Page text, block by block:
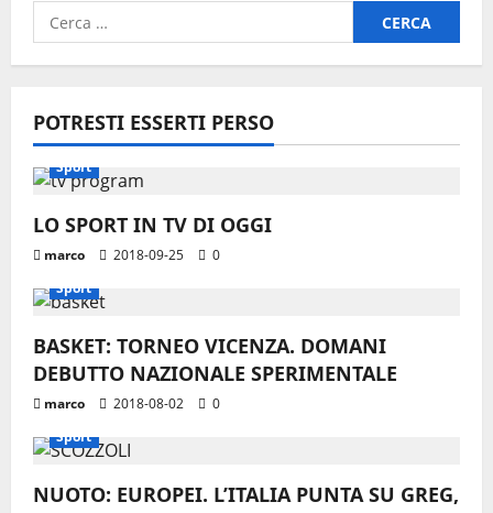
Ricerca
per:
POTRESTI ESSERTI PERSO
Sport
LO SPORT IN TV DI OGGI
marco 2018-09-25
0
Sport
BASKET: TORNEO VICENZA. DOMANI
DEBUTTO NAZIONALE SPERIMENTALE
marco 2018-08-02
0
Sport
NUOTO: EUROPEI. L’ITALIA PUNTA SU GREG,